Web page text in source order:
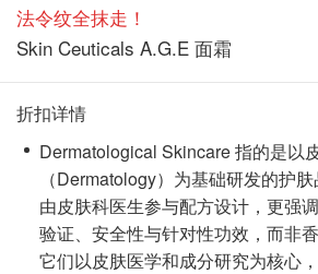
法令纹全抹走！
Skin Ceuticals A.G.E 面霜
折扣详情
Dermatological Skincare 指的是以
（Dermatology）为基础研发的护
由皮肤科医生参与配方设计，更强
验证、安全性与针对性功效，而非
它们以皮肤医学和成分研究为核心